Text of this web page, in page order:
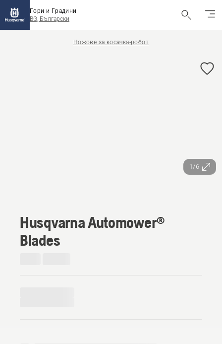
Гори и Градини
BG, Български
Ножове за косачка-робот
1/6
Husqvarna Automower®
Blades